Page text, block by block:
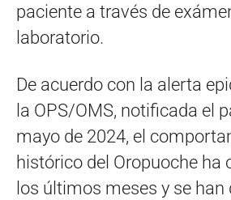
paciente a través de
laboratorio.
De acuerdo con la alerta
la OPS/OMS, notificada el
mayo de 2024, el
histórico del Oropuoche ha
los últimos meses y se